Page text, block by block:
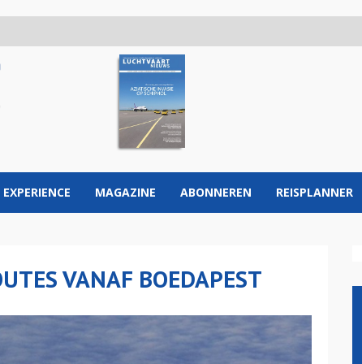
EXPERIENCE MAGAZINE ABONNEREN REISPLANNER
VANAF BOEDAPEST